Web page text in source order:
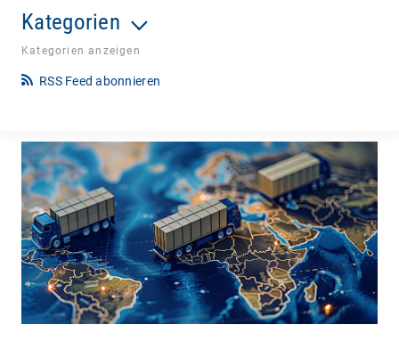
Kategorien
Kategorien anzeigen
RSS Feed abonnieren